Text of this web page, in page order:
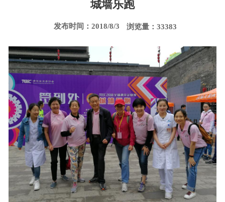
城墙乐跑
发布时间：2018/8/3 浏览量：33383